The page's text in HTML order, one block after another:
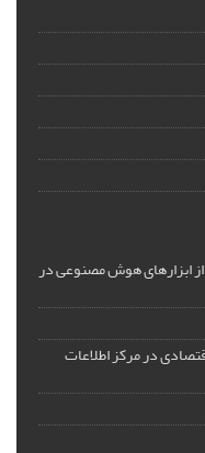
ابزارهای هوش مصنوعی در
در مرکز اطلاعات